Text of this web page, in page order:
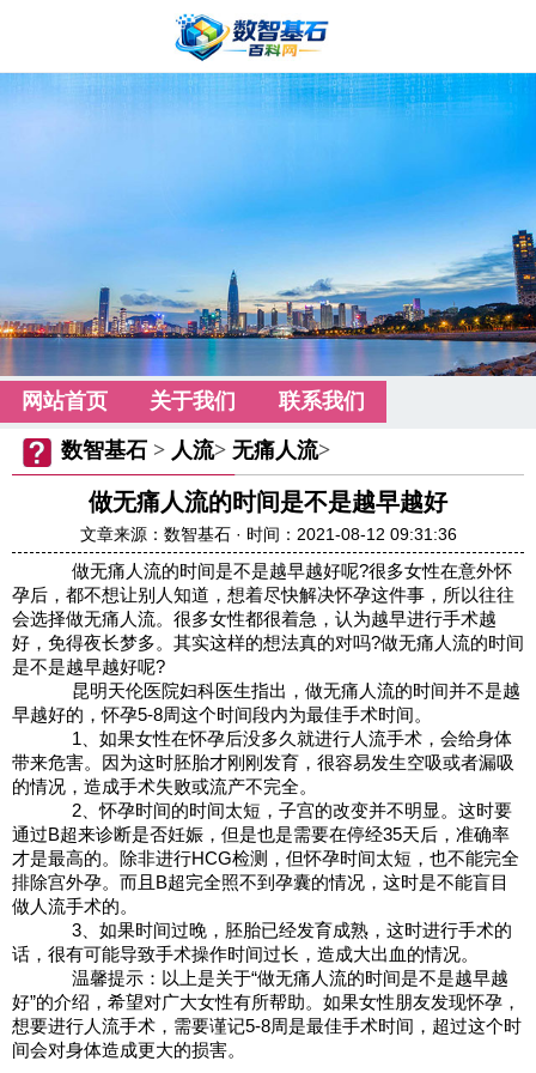
网站首页 关于我们 联系我们
数智基石 > 人流>无痛人流>
做无痛人流的时间是不是越早越好
文章来源：数智基石 · 时间：2021-08-12 09:31:36
做无痛人流的时间是不是越早越好呢?很多女性在意外怀
孕后，都不想让别人知道，想着尽快解决怀孕这件事，所以往往
会选择做无痛人流。很多女性都很着急，认为越早进行手术越
好，免得夜长梦多。其实这样的想法真的对吗?做无痛人流的时间
是不是越早越好呢?
昆明天伦医院妇科医生指出，做无痛人流的时间并不是越
早越好的，怀孕5-8周这个时间段内为最佳手术时间。
1、如果女性在怀孕后没多久就进行人流手术，会给身体
带来危害。因为这时胚胎才刚刚发育，很容易发生空吸或者漏吸
的情况，造成手术失败或流产不完全。
2、怀孕时间的时间太短，子宫的改变并不明显。这时要
通过B超来诊断是否妊娠，但是也是需要在停经35天后，准确率
才是最高的。除非进行HCG检测，但怀孕时间太短，也不能完全
排除宫外孕。而且B超完全照不到孕囊的情况，这时是不能盲目
做人流手术的。
3、如果时间过晚，胚胎已经发育成熟，这时进行手术的
话，很有可能导致手术操作时间过长，造成大出血的情况。
温馨提示：以上是关于“做无痛人流的时间是不是越早越
好”的介绍，希望对广大女性有所帮助。如果女性朋友发现怀孕，
想要进行人流手术，需要谨记5-8周是最佳手术时间，超过这个时
间会对身体造成更大的损害。